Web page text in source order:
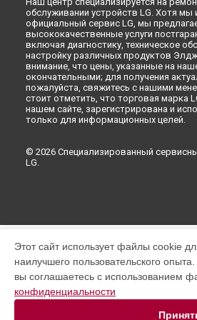
обслуживании устройств LG. Хотя мы
официальный сервис LG, мы
высококачественные услуги
включая диагностику, техническое
настройку различных продуктов
внимание, что цены, указанные на
окончательными; для получения
пожалуйста, свяжитесь с нашими
стоит отметить, что торговая марка
нашем сайте, зарегистрирована и
только для информационных целей.
© 2026 Специализированный
LG.
Этот сайт использует файлы cookie
наилучшего пользовательского
вы соглашаетесь с использованием
конфиденциальности